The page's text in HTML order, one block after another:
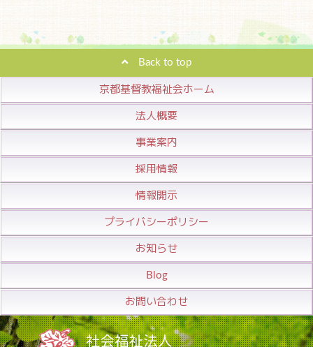
Back to top
京都基督教福祉会ホーム
法人概要
事業案内
採用情報
情報開示
プライバシーポリシー
お知らせ
Blog
お問い合わせ